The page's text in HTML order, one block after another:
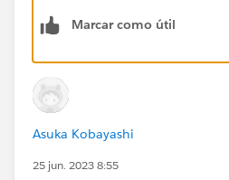
この状態で商品Aと商品Bを並
が、ここで「同じ商品の組み合
組み合わせ」を排除する必要が
Marcar como útil
Asuka Kobayashi
25 jun. 2023 8:55